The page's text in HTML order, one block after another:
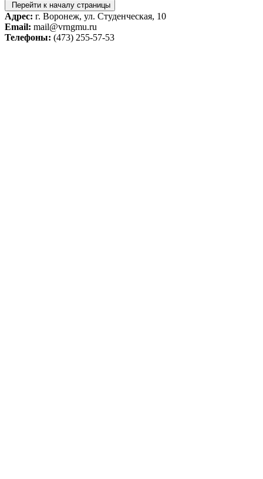
Перейти к началу страницы
Адрес: г. Воронеж, ул. Студенческая, 10
Email: mail@vrngmu.ru
Телефоны: (473) 255-57-53